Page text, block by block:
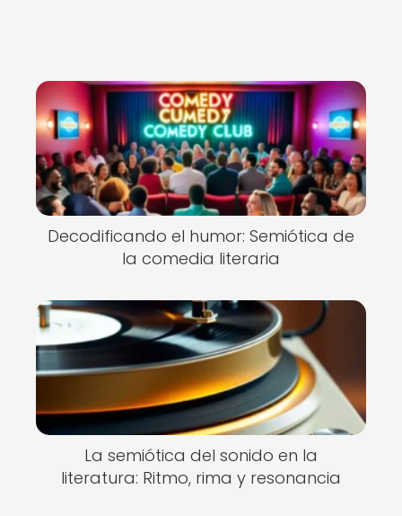
Decodificando el humor: Semiótica de
la comedia literaria
La semiótica del sonido en la
literatura: Ritmo, rima y resonancia